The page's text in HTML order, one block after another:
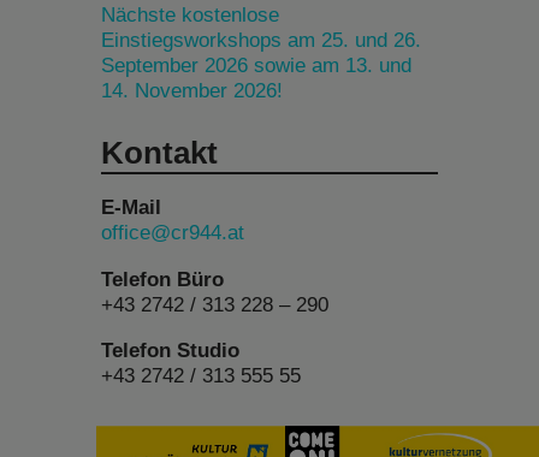
Nächste kostenlose
Einstiegsworkshops am 25. und 26.
September 2026 sowie am 13. und
14. November 2026!
Kontakt
E-Mail
office@cr944.at
Telefon Büro
+43 2742 / 313 228 – 290
Telefon Studio
+43 2742 / 313 555 55